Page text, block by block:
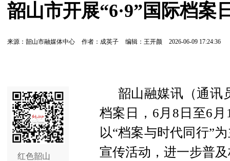
韶山市开展“6·9”国际档案
来源：韶山市融媒体中心 作者：成英子 编辑：王开颜 2026-06-09 17:24:36
红色韶山
韶山融媒讯（通讯
档案日，6月8日至6
以“档案与时代同行”
宣传活动，进一步普